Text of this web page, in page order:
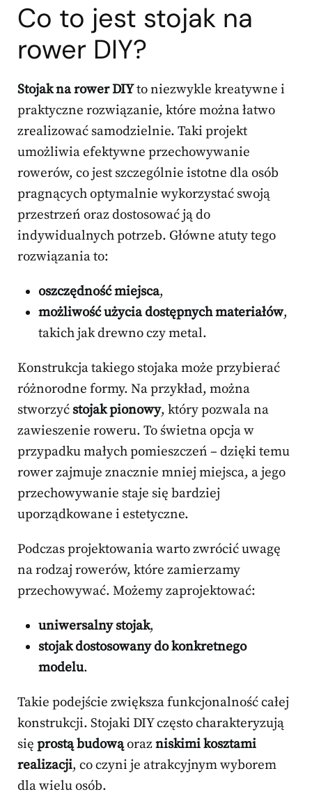
Co to jest stojak na
rower DIY?
Stojak na rower DIYto niezwykle kreatywne i
praktyczne rozwiązanie, które można łatwo
zrealizować samodzielnie. Taki projekt
umożliwia efektywne przechowywanie
rowerów, co jest szczególnie istotne dla osób
pragnących optymalnie wykorzystać swoją
przestrzeń oraz dostosować ją do
indywidualnych potrzeb. Główne atuty tego
rozwiązania to:
oszczędność miejsca,
możliwość użycia dostępnych materiałów,
takich jak drewno czy metal.
Konstrukcja takiego stojaka może przybierać
różnorodne formy. Na przykład, można
stworzyć stojak pionowy, który pozwala na
zawieszenie roweru. To świetna opcja w
przypadku małych pomieszczeń – dzięki temu
rower zajmuje znacznie mniej miejsca, a jego
przechowywanie staje się bardziej
uporządkowane i estetyczne.
Podczas projektowania warto zwrócić uwagę
na rodzaj rowerów, które zamierzamy
przechowywać. Możemy zaprojektować:
uniwersalny stojak,
stojak dostosowany do konkretnego
modelu.
Takie podejście zwiększa funkcjonalność całej
konstrukcji. Stojaki DIY często charakteryzują
się prostą budowąorazniskimi kosztami
realizacji, co czyni je atrakcyjnym wyborem
dla wielu osób.